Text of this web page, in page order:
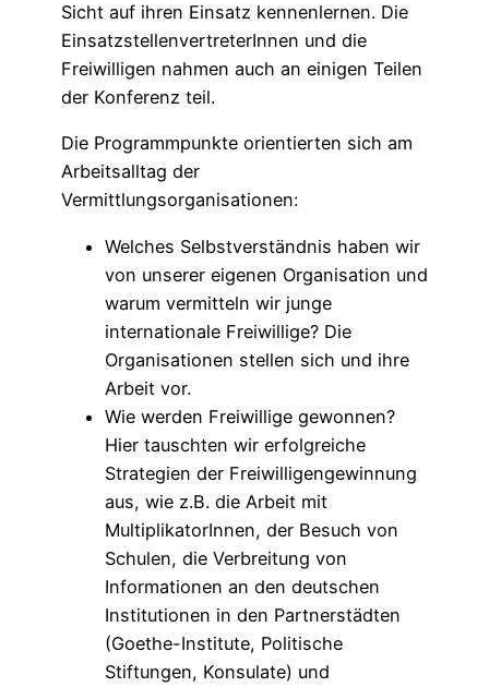
Sicht auf ihren Einsatz kennenlernen. Die
EinsatzstellenvertreterInnen und die
Freiwilligen nahmen auch an einigen Teilen
der Konferenz teil.
Die Programmpunkte orientierten sich am
Arbeitsalltag der
Vermittlungsorganisationen:
Welches Selbstverständnis haben wir
von unserer eigenen Organisation und
warum vermitteln wir junge
internationale Freiwillige? Die
Organisationen stellen sich und ihre
Arbeit vor.
Wie werden Freiwillige gewonnen?
Hier tauschten wir erfolgreiche
Strategien der Freiwilligengewinnung
aus, wie z.B. die Arbeit mit
MultiplikatorInnen, der Besuch von
Schulen, die Verbreitung von
Informationen an den deutschen
Institutionen in den Partnerstädten
(Goethe-Institute, Politische
Stiftungen, Konsulate) und